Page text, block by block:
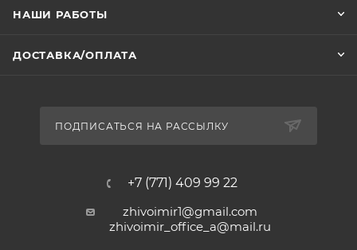
НАШИ РАБОТЫ
ДОСТАВКА/ОПЛАТА
ПОДПИСАТЬСЯ НА РАССЫЛКУ
+7 (771) 409 99 22
zhivoimir1@gmail.com
zhivoimir_office_a@mail.ru